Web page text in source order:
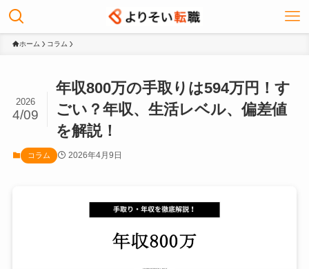
ホーム コラム
年収800万の手取りは594万円！す
ごい？年収、生活レベル、偏差値
を解説！
2026
4/09
コラム 2026年4月9日